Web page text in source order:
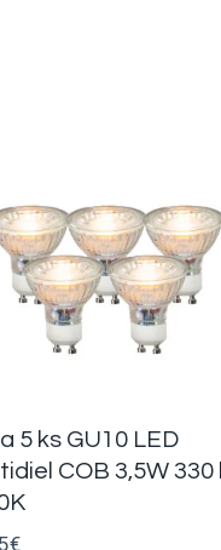
5 ks GU10 LED
COB 3,5W 330
€